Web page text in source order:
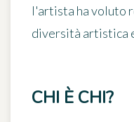
l'artista ha voluto
diversità artistica
CHI È CHI?